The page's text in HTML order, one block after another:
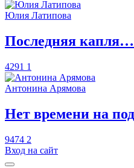
Юлия Латипова
​Последняя капля…
4291 1
Антонина Арямова
​Нет времени на
9474 2
Вход на сайт